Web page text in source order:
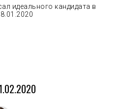
идеального кандидата в